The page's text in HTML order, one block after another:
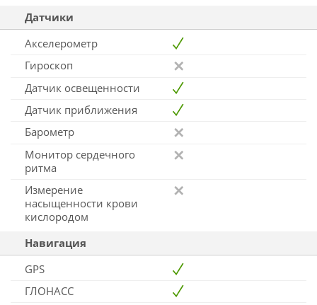
Датчики
Акселерометр
Гироскоп
Датчик освещенности
Датчик приближения
Барометр
Монитор сердечного
ритма
Измерение
насыщенности крови
кислородом
Навигация
GPS
ГЛОНАСС